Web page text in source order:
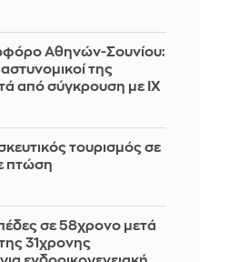
Αθηνών-Σουνίου:
της
από σύγκρουση με ΙΧ
τουρισμός σε
πτώση
σε 58χρονο μετά
31χρονης